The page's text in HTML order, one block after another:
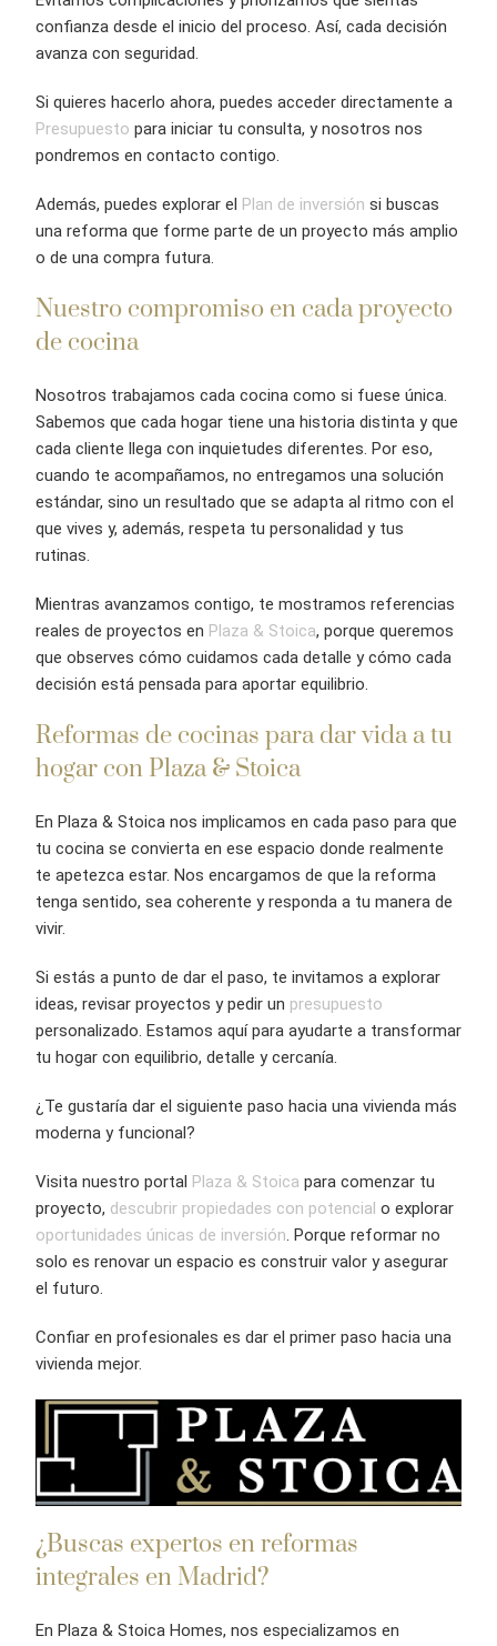
confianza desde el inicio del proceso. Así, cada decisión
avanza con seguridad.
Si quieres hacerlo ahora, puedes acceder directamente a
Presupuesto para iniciar tu consulta, y nosotros nos
pondremos en contacto contigo.
Además, puedes explorar el Plan de inversión si buscas
una reforma que forme parte de un proyecto más amplio
o de una compra futura.
Nuestro compromiso en cada proyecto
de cocina
Nosotros trabajamos cada cocina como si fuese única.
Sabemos que cada hogar tiene una historia distinta y que
cada cliente llega con inquietudes diferentes. Por eso,
cuando te acompañamos, no entregamos una solución
estándar, sino un resultado que se adapta al ritmo con el
que vives y, además, respeta tu personalidad y tus
rutinas.
Mientras avanzamos contigo, te mostramos referencias
reales de proyectos en Plaza & Stoica, porque queremos
que observes cómo cuidamos cada detalle y cómo cada
decisión está pensada para aportar equilibrio.
Reformas de cocinas para dar vida a tu
hogar con Plaza & Stoica
En Plaza & Stoica nos implicamos en cada paso para que
tu cocina se convierta en ese espacio donde realmente
te apetezca estar. Nos encargamos de que la reforma
tenga sentido, sea coherente y responda a tu manera de
vivir.
Si estás a punto de dar el paso, te invitamos a explorar
ideas, revisar proyectos y pedir un presupuesto
personalizado. Estamos aquí para ayudarte a transformar
tu hogar con equilibrio, detalle y cercanía.
¿Te gustaría dar el siguiente paso hacia una vivienda más
moderna y funcional?
Visita nuestro portal Plaza & Stoica para comenzar tu
proyecto, descubrir propiedades con potencial o explorar
oportunidades únicas de inversión. Porque reformar no
solo es renovar un espacio es construir valor y asegurar
el futuro.
Confiar en profesionales es dar el primer paso hacia una
vivienda mejor.
¿Buscas expertos en reformas
integrales en Madrid?
En Plaza & Stoica Homes, nos especializamos en